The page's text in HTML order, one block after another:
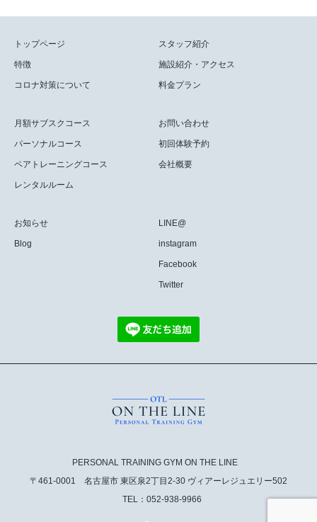
トップページ
特徴
コロナ対策について
スタッフ紹介
施設紹介・アクセス
料金プラン
月額サブスクコース
パーソナルコース
ペアトレーニングコース
レンタルルーム
お問い合わせ
初回体験予約
会社概要
お知らせ
Blog
LINE@
instagram
Facebook
Twitter
PERSONAL TRAINING GYM ON THE LINE
〒461-0001 名古屋市 東区泉2丁目2-30 ヴィアーレジュエリー502
TEL：052-938-9966